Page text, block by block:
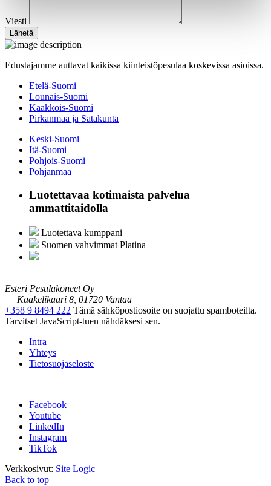
Viesti
Edustajamme auttavat kaikissa kiinteistöpesulaa koskevissa asioissa.
Etelä-Suomi
Lounais-Suomi
Kaakkois-Suomi
Pirkanmaa ja Satakunta
Keski-Suomi
Itä-Suomi
Pohjois-Suomi
Pohjanmaa
Luotettavaa kotimaista palvelua
ammattitaidolla
Luotettava kumppani
Suomen vahvimmat Platina
Esteri Pesulakoneet Oy
Kaakelikaari 8, 01720 Vantaa
+358 9 8494 222 Tämä sähköpostiosoite on suojattu spamboteilta.
Tarvitset JavaScript-tuen nähdäksesi sen.
Intra
Yhteys
Tietosuojaseloste
Facebook
Youtube
LinkedIn
Instagram
TikTok
Verkkosivut: Site Logic
Back to top